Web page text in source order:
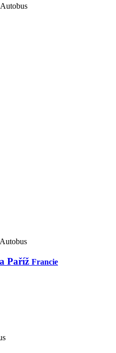
Paříž Francie